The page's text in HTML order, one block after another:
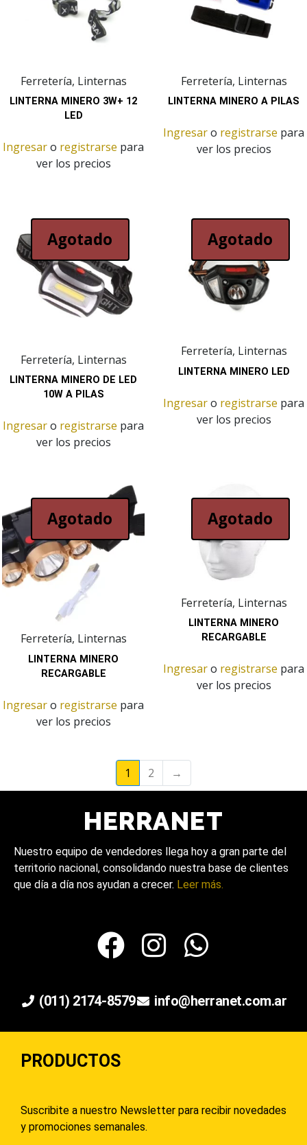
Ferretería, Linternas
LINTERNA MINERO 3W+ 12
LED
Ingresaro registrarse para
ver los precios
Ferretería, Linternas
LINTERNA MINERO A PILAS
Ingresaro registrarse para
ver los precios
Agotado
Ferretería, Linternas
LINTERNA MINERO DE LED
10W A PILAS
Ingresaro registrarse para
ver los precios
Agotado
Ferretería, Linternas
LINTERNA MINERO LED
Ingresaro registrarse para
ver los precios
Agotado
Ferretería, Linternas
LINTERNA MINERO
RECARGABLE
Ingresaro registrarse para
ver los precios
Agotado
Ferretería, Linternas
LINTERNA MINERO
RECARGABLE
Ingresaro registrarse para
ver los precios
1 2 →
Nuestro equipo de vendedores llega hoy a gran parte del
territorio nacional, consolidando nuestra base de clientes
que día a día nos ayudan a crecer. Leer más.
(011) 2174-8579 info@herranet.com.ar
PRODUCTOS
Suscribite a nuestro Newsletter para recibir novedades
y promociones semanales.